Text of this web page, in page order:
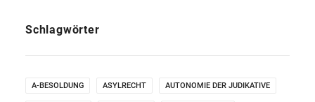
Schlagwörter
A-BESOLDUNG ASYLRECHT AUTONOMIE DER JUDIKATIVE